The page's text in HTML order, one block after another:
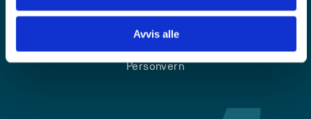
Avvis alle
Krise- og beredskapsnummer
Tilgjengelegheitserklæring
Personvern